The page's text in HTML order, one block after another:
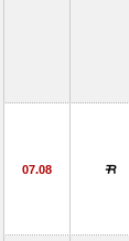
07.08